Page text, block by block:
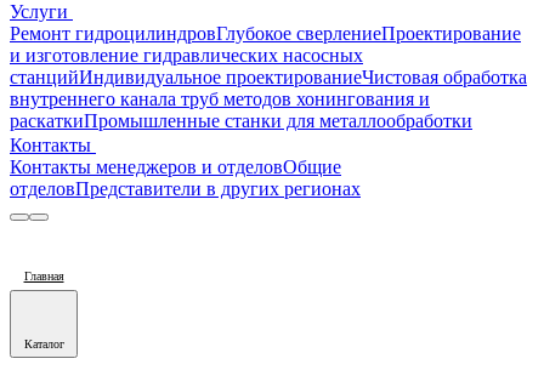
Услуги
Ремонт гидроцилиндровГлубокое сверлениеПроектирование
и изготовление гидравлических насосных
станцийИндивидуальное проектированиеЧистовая обработка
внутреннего канала труб методов хонингования и
раскаткиПромышленные станки для металлообработки
Контакты
Контакты менеджеров и отделовОбщие
отделовПредставители в других регионах
Главная
Каталог